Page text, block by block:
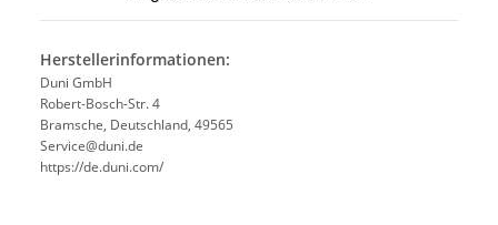
Herstellerinformationen:
Duni GmbH
Robert-Bosch-Str. 4
Bramsche, Deutschland, 49565
Service@duni.de
https://de.duni.com/